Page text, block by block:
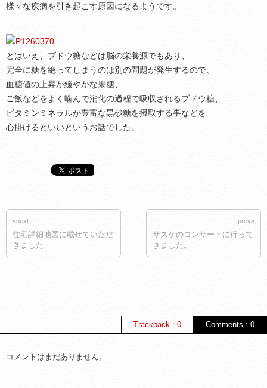
様々な疾病を引き起こす原因になるようです。
とはいえ、ブドウ糖などは脳の栄養源でもあり、
完全に糖を絶ってしまうのは別の問題が発生するので、
血糖値の上昇が緩やかな果糖、
ご飯などをよく噛んで消化の過程で吸収されるブドウ糖、
ビタミンミネラルが豊富な黒砂糖を摂取する事などを
心掛けるといいというお話でした。
«next
住宅詳細地図に載せていただ
きました
prev»
サスケのコンサートに行って
きました。
Comments : 0
Trackback : 0
コメントはまだありません。